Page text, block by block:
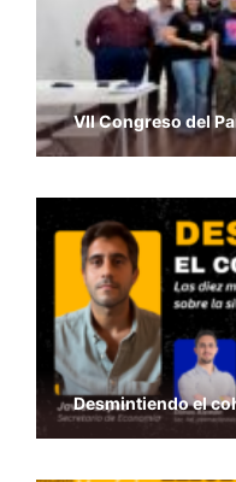
VII Congreso del
Desmintiendo el